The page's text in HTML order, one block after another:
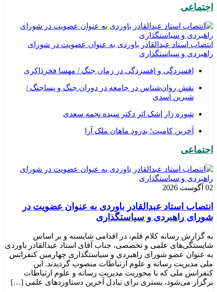
اجتماعی
انتصاب استاد عبدالقادر باوردی به عنوان عضویت در شورای
راهبردی و سیاستگذاری
افسردگی و افسردگی در زمان جنگ / مهسا فخرذاکری
نقش روان‌شناس در جامعه در دوران جنگ و پساجنگ /
شیرین اسدی
شوره زار اشک اثر دکتر سیده نجمه سعدی
​آخرین کامیت؛ بدرود ماهان ملک آرا
اجتماعی
02 آگوست 2026
انتصاب استاد عبدالقادر باوردی به عنوان عضویت در
شورای راهبردی و سیاستگذاری
به گزارش رسانه کلام قلم، در اقدامی شایسته و بر اساس
شایستگی‌های علمی و تخصصی، جناب آقای استاد عبدالقادر باوردی
به عنوان عضو شورای راهبردی و سیاستگذاری چهارمین کنفرانس
ملی مدیریت رسانه و علوم ارتباطات منصوب گردیدند. این
کنفرانس ملی که با محوریت مدیریت رسانه و علوم ارتباطات
برگزار می‌شود، بستری برای تبادل آخرین دستاوردهای علمی […]